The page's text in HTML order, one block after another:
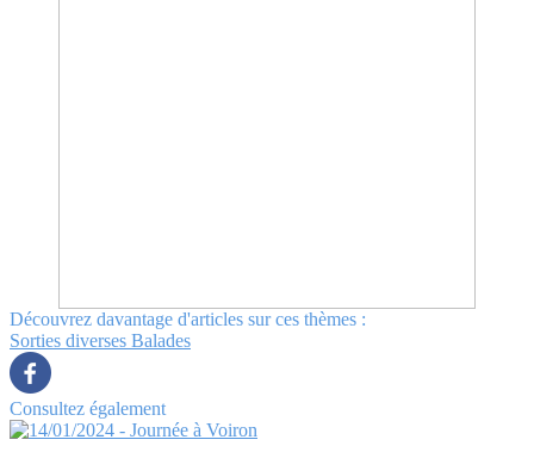
Découvrez davantage d'articles sur ces thèmes :
Sorties diverses Balades
Consultez également